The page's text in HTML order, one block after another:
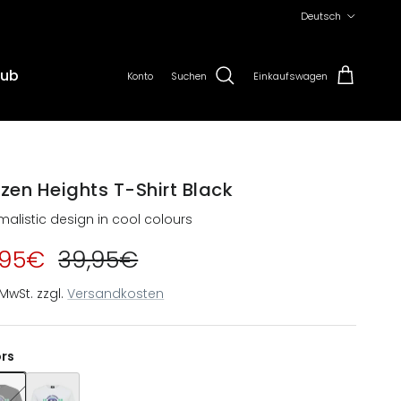
Deutsch
Konto Suchen Einkaufswagen
Heights T-Shirt Black
design in cool colours
39,95€
zzgl.Versandkosten